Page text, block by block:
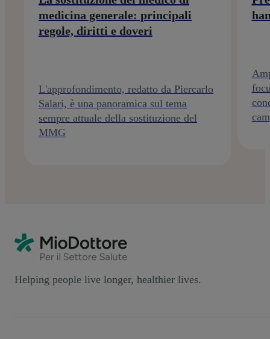
medicina generale: principali
regole, diritti e doveri
L'approfondimento, redatto da Piercarlo
Salari, è una panoramica sul tema
sempre attuale della sostituzione del
MMG
Helping people live longer, healthier lives.